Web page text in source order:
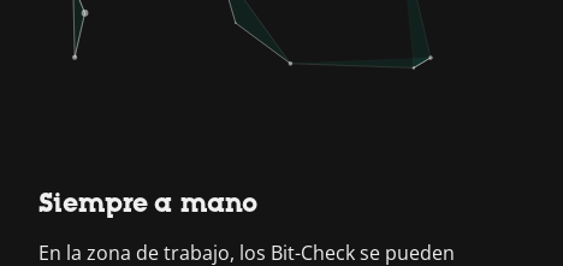
Siempre a mano
En la zona de trabajo, los Bit-Check se pueden